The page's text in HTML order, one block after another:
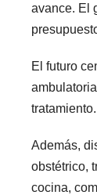
avance. El
El futuro
tratamiento.
Además,
obstétrico,
cocina,